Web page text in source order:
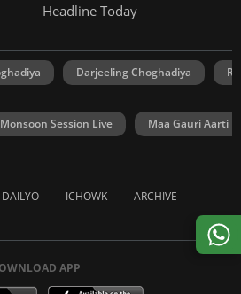
Headline Today
Darjeeling Choghadiya
Session Live Maa Gauri Aarti
DAILYO ICHOWK ARCHIVE
APP